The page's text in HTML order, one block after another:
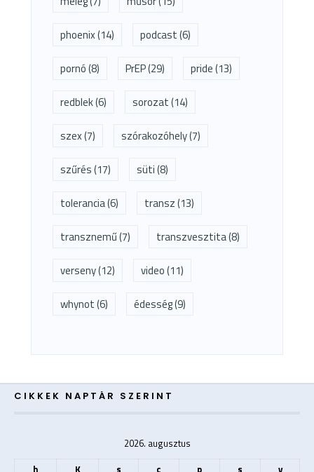
phoenix(14) podcast(6)
pornó(8) PrEP(29) pride(13)
redblek(6) sorozat(14)
szex(7) szórakozóhely(7)
szűrés(17) süti(8)
tolerancia(6) transz(13)
transznemű(7) transzvesztita(8)
verseny(12) video(11)
whynot(6) édesség(9)
CIKKEK NAPTÁR SZERINT
2026. augusztus